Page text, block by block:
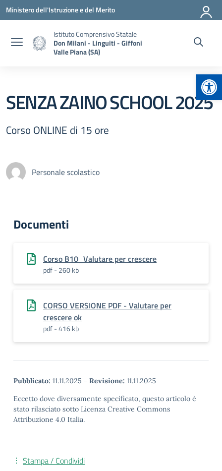
Vai ai contenuti
Vai al menu di navigazione
Vai al footer
Ministero dell'Istruzione e del Merito
Istituto Comprensivo Statale
Don Milani - Linguiti - Giffoni
Valle Piana (SA)
SENZA ZAINO SCHOOL 2025
Corso ONLINE di 15 ore
Personale scolastico
Documenti
Corso B10_Valutare per crescere
pdf - 260 kb
CORSO VERSIONE PDF - Valutare per
crescere ok
pdf - 416 kb
Pubblicato: 11.11.2025 - Revisione: 11.11.2025
Eccetto dove diversamente specificato, questo articolo è
stato rilasciato sotto Licenza Creative Commons
Attribuzione 4.0 Italia.
Stampa / Condividi